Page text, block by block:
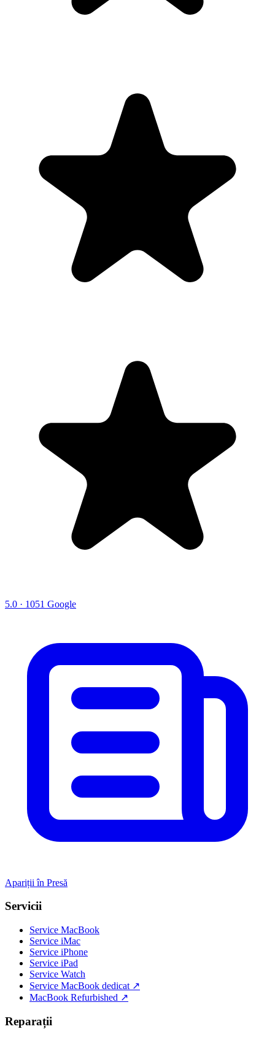
5.0 · 1051 Google
Apariții în Presă
Servicii
Service MacBook
Service iMac
Service iPhone
Service iPad
Service Watch
Service MacBook dedicat ↗
MacBook Refurbished ↗
Reparații